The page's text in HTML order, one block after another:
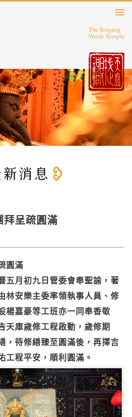
拜呈疏圓滿
圓滿
五月初九日管委會奉聖諭，著
林安樂主委率領執事人員、修
楊嘉豪等工班亦一同奉香敬
天庫歲修工程啟動，歲修期
，待修繕臻至圓滿後，再擇吉
工程平安，順利圓滿。